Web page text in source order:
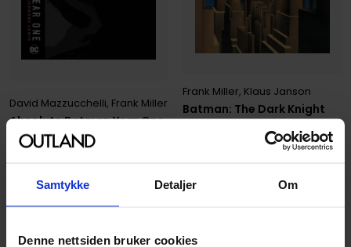
Samtykke Detaljer Om
Denne nettsiden bruker cookies
Absolute Batman Year One
David Mazzucchelli, Frank Miller
BatmanVol. 1
Batman: The Dark Knight
Returns (New Edition)
Frank Miller, Klaus Janson
44900
899